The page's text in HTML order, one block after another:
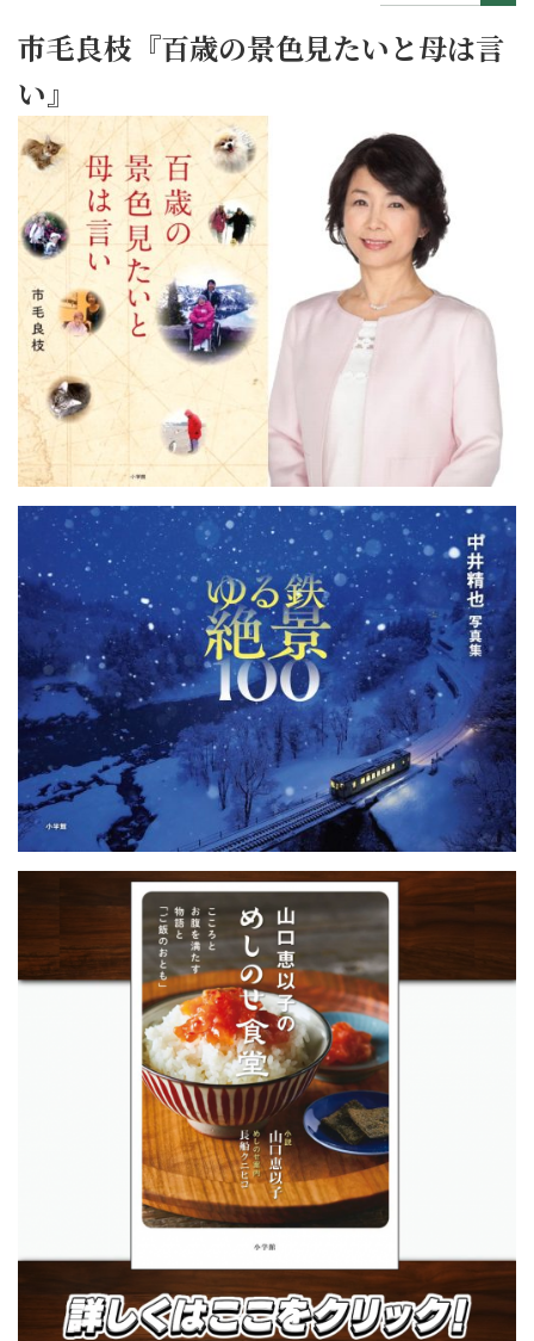
市毛良枝『百歳の景色見たいと母は言
い』